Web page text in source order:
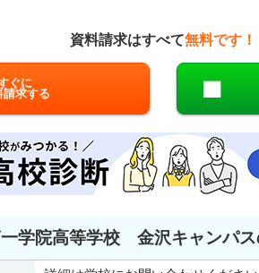
資料請求はすべて無料です！
ぐに
請求する
学院高等学校 金沢キャンパス